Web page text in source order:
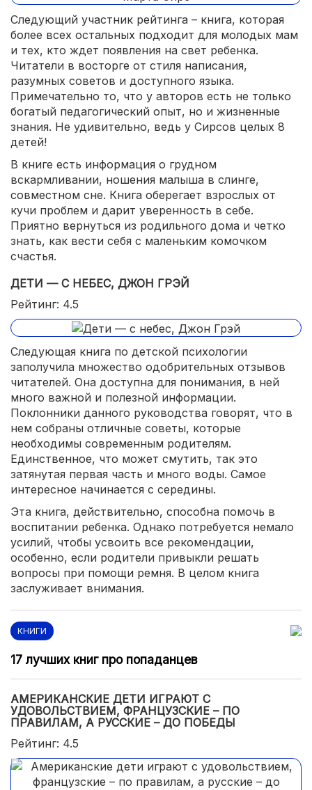
Следующий участник рейтинга – книга, которая
более всех остальных подходит для молодых мам
и тех, кто ждет появления на свет ребенка.
Читатели в восторге от стиля написания,
разумных советов и доступного языка.
Примечательно то, что у авторов есть не только
богатый педагогический опыт, но и жизненные
знания. Не удивительно, ведь у Сирсов целых 8
детей!
В книге есть информация о грудном
вскармливании, ношения малыша в слинге,
совместном сне. Книга оберегает взрослых от
кучи проблем и дарит уверенность в себе.
Приятно вернуться из родильного дома и четко
знать, как вести себя с маленьким комочком
счастья.
ДЕТИ — С НЕБЕС, ДЖОН ГРЭЙ
Рейтинг: 4.5
Следующая книга по детской психологии
заполучила множество одобрительных отзывов
читателей. Она доступна для понимания, в ней
много важной и полезной информации.
Поклонники данного руководства говорят, что в
нем собраны отличные советы, которые
необходимы современным родителям.
Единственное, что может смутить, так это
затянутая первая часть и много воды. Самое
интересное начинается с середины.
Эта книга, действительно, способна помочь в
воспитании ребенка. Однако потребуется немало
усилий, чтобы усвоить все рекомендации,
особенно, если родители привыкли решать
вопросы при помощи ремня. В целом книга
заслуживает внимания.
КНИГИ
17 лучших книг про попаданцев
АМЕРИКАНСКИЕ ДЕТИ ИГРАЮТ С
УДОВОЛЬСТВИЕМ, ФРАНЦУЗСКИЕ – ПО
ПРАВИЛАМ, А РУССКИЕ – ДО ПОБЕДЫ
Рейтинг: 4.5